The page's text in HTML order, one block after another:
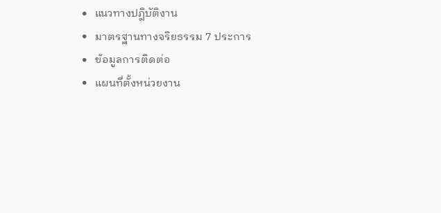
แนวทางปฏิบัติงาน
มาตรฐานทางจริยธรรม 7 ประการ
ข้อมูลการติดต่อ
แผนที่ตั้งหน่วยงาน